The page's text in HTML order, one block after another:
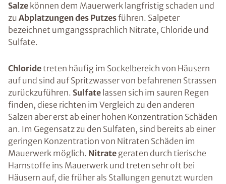
Salze können dem Mauerwerk langfristig schaden und
zu Abplatzungen des Putzesführen. Salpeter
bezeichnet umgangssprachlich Nitrate, Chloride und
Sulfate.
Chloridetreten häufig im Sockelbereich von Häusern
auf und sind auf Spritzwasser von befahrenen Strassen
zurückzuführen. Sulfate lassen sich im sauren Regen
finden, diese richten im Vergleich zu den anderen
Salzen aber erst ab einer hohen Konzentration Schäden
an. Im Gegensatz zu den Sulfaten, sind bereits ab einer
geringen Konzentration von Nitraten Schäden im
Mauerwerk möglich. Nitrate geraten durch tierische
Harnstoffe ins Mauerwerk und treten sehr oft bei
Häusern auf, die früher als Stallungen genutzt wurden